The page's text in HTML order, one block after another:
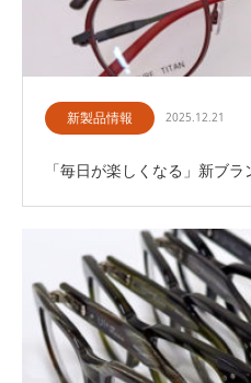
新製品情報 2025.12.21
「毎日が楽しくなる」新ブラ